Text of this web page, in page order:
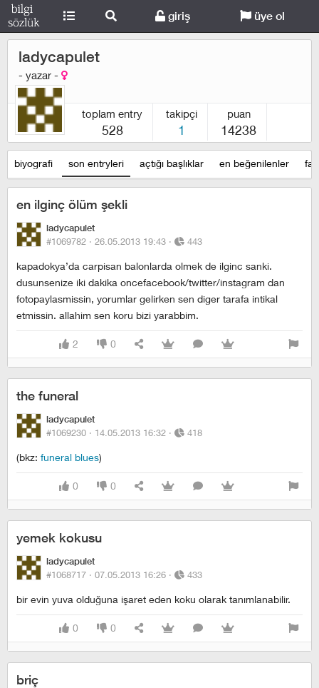
giriş üye ol
ladycapulet
- yazar -
toplam entry
528
takipçi
1
puan
14238
biyografi son entryleri açtığı başlıklar en beğenilenler
en ilginç ölüm şekli
ladycapulet
#1069782 · 26.05.2013 19:43 · 443
kapadokya’da carpisan balonlarda olmek de ilginc sanki.
dusunsenize iki dakika oncefacebook/twitter/instagram dan
fotopaylasmissin, yorumlar gelirken sen diger tarafa intikal
etmissin. allahim sen koru bizi yarabbim.
2 0
the funeral
ladycapulet
#1069230 · 14.05.2013 16:32 · 418
(bkz: funeral blues)
0 0
yemek kokusu
ladycapulet
#1068717 · 07.05.2013 16:26 · 433
bir evin yuva olduğuna işaret eden koku olarak tanımlanabilir.
0 0
briç